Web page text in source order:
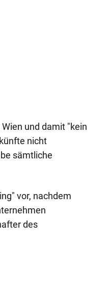
und damit "kein
nicht
sämtliche
vor, nachdem
des